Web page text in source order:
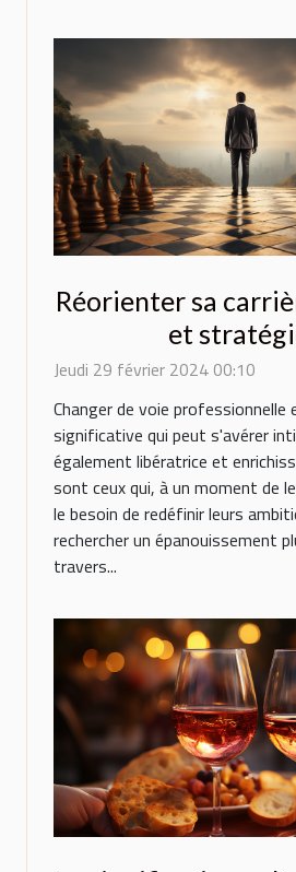
Réorienter sa
et
Jeudi 29 février 2024 00:10
Changer de voie professionnelle
significative qui peut s'avérer
également libératrice et
sont ceux qui, à un moment de
le besoin de redéfinir leurs
rechercher un épanouissement
travers...